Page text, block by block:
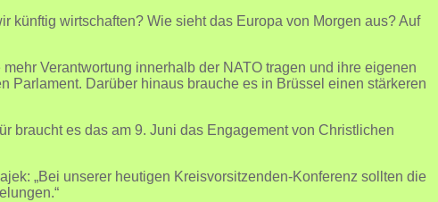
wirtschaften? Wie sieht das Europa von Morgen aus? Auf
Verantwortung innerhalb der NATO tragen und ihre eigenen
Darüber hinaus brauche es in Brüssel einen stärkeren
braucht es das am 9. Juni das Engagement von Christlichen
„Bei unserer heutigen Kreisvorsitzenden-Konferenz sollten die